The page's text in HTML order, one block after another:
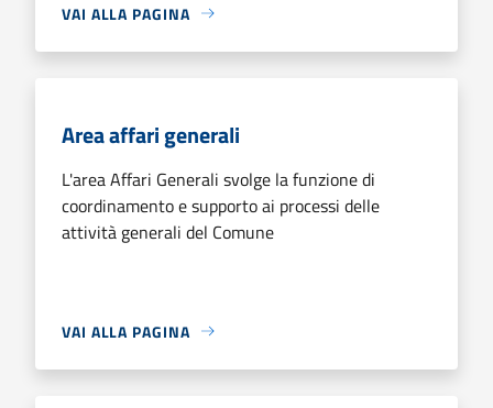
VAI ALLA PAGINA
Area affari generali
L'area Affari Generali svolge la funzione di
coordinamento e supporto ai processi delle
attività generali del Comune
VAI ALLA PAGINA